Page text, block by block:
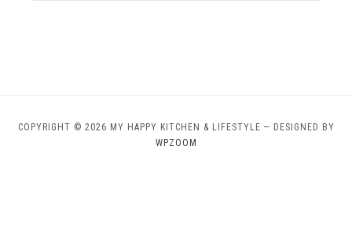
COPYRIGHT © 2026 MY HAPPY KITCHEN & LIFESTYLE — DESIGNED BY
WPZOOM